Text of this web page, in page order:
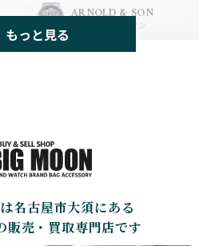
ZENITH
SINN
ジン
CHANEL
シャネル
ARNOLD & SON
アーノルド&サン
ン
BAUME&MERCIER
ボーム＆メルシエ
BELL＆ROSS
ベル＆ロス
もっと見る
名古屋市大須にある
販売・買取専門店です